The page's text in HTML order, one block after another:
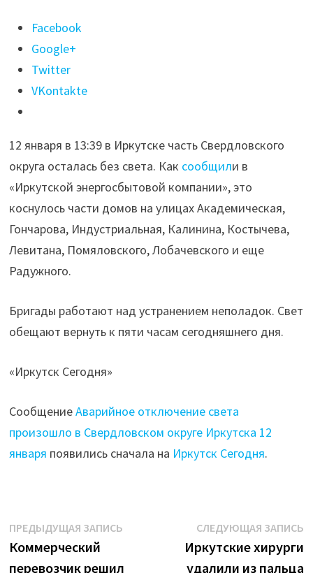
Поделиться
"Аварийное
отключение
света
произошло
Свердловском
округе
Иркутска
12
января"
Facebook
Google+
Twitter
VKontakte
12 января в 13:39 в Иркутске часть Свердловского
округа осталась без света. Как сообщили в
«Иркутской энергосбытовой компании», это
коснулось части домов на улицах Академическая,
Гончарова, Индустриальная, Калинина, Костычева,
Левитана, Помяловского, Лобачевского и еще
Радужного.
Бригады работают над устранением неполадок. Свет
обещают вернуть к пяти часам сегодняшнего дня.
«Иркутск Сегодня»
СообщениеАварийное отключение света
произошло в Свердловском округе Иркутска 12
января появились сначала на Иркутск Сегодня.
Навигация
по
ПРЕДЫДУЩАЯ ЗАПИСЬПредыдущая
Коммерческий
перевозчик решил
СЛЕДУЮЩАЯ ЗАПИСЬ
Иркутские хирурги
удалили из пальца